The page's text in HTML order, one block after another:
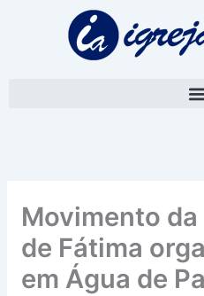
Movimento
de Fátima
em Água de